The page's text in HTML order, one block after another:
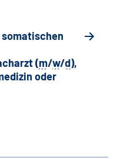
(m/w/d),
oder